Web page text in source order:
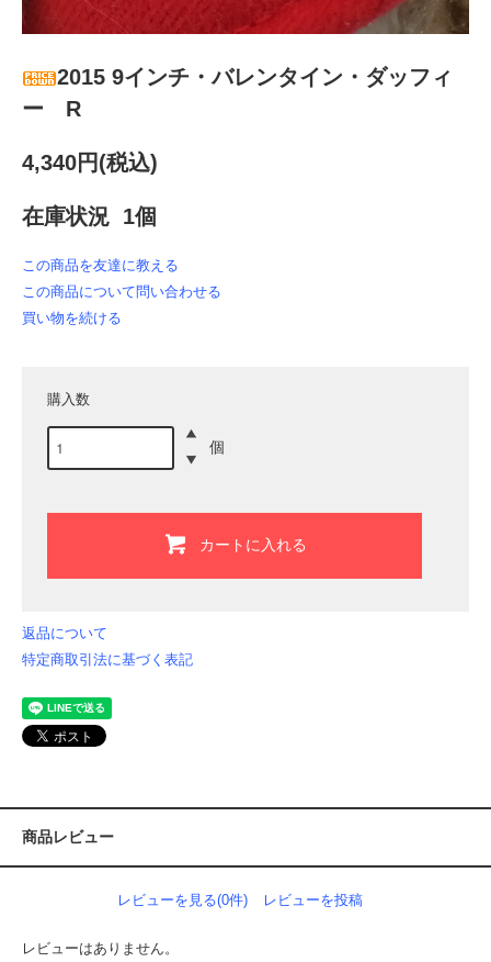
2015 9インチ・バレンタイン・ダッフィ
ー R
4,340円(税込)
在庫状況 1個
この商品を友達に教える
この商品について問い合わせる
買い物を続ける
購入数
個
カートに入れる
返品について
特定商取引法に基づく表記
商品レビュー
レビューを見る(0件) レビューを投稿
レビューはありません。